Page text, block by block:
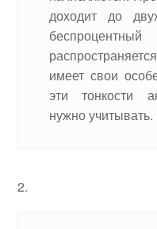
доходит до
имеет свои
эти тонкости
нужно учитывать.